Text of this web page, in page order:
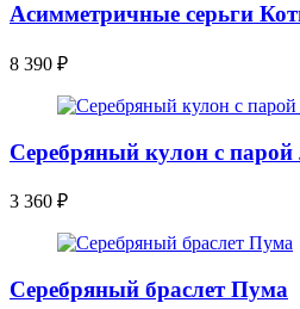
Асимметричные серьги
8 390 ₽
Серебряный кулон с
3 360 ₽
Серебряный браслет Пума